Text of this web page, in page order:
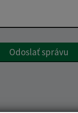
Odoslať správu